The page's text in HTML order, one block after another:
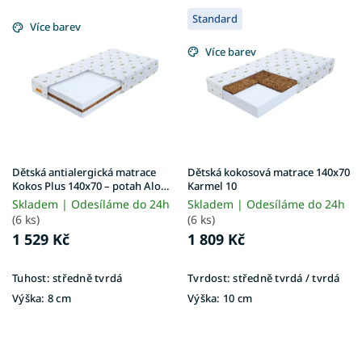
ý
u
k
t
ů
Více barev
Dětská antialergická matrace
Kokos Plus 140x70 – potah Aloe
Vera
Skladem | Odesíláme do 24h
(6 ks)
1 529 Kč
Tuhost: středně tvrdá
Výška: 8 cm
Standard
Více barev
Dětská kokosová matrace 140x70
Karmel 10
Skladem | Odesíláme do 24h
(6 ks)
1 809 Kč
Tvrdost: středně tvrdá / tvrdá
Výška: 10 cm